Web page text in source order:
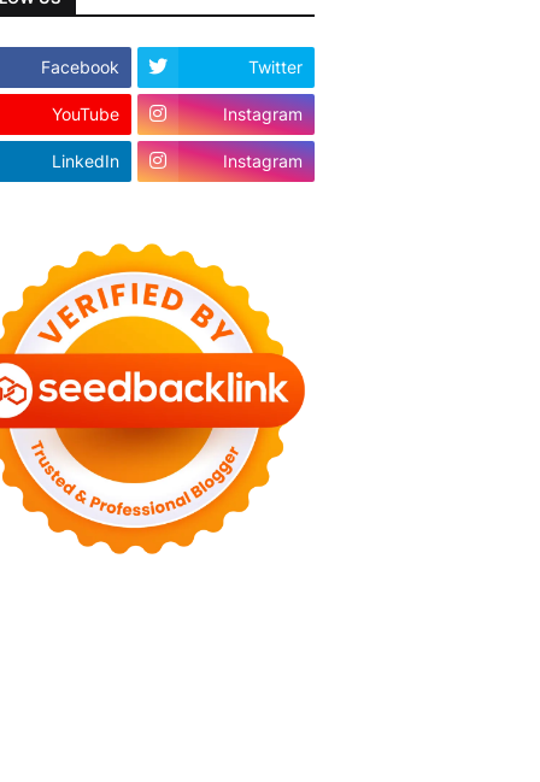
Facebook Twitter
YouTube Instagram
LinkedIn Instagram